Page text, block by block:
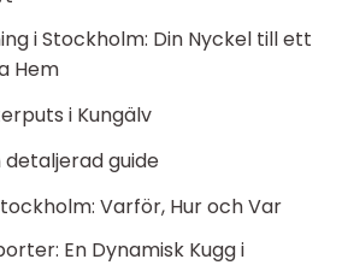
i Stockholm: Din Nyckel till ett
Hem
i Kungälv
guide
Varför, Hur och Var
En Dynamisk Kugg i